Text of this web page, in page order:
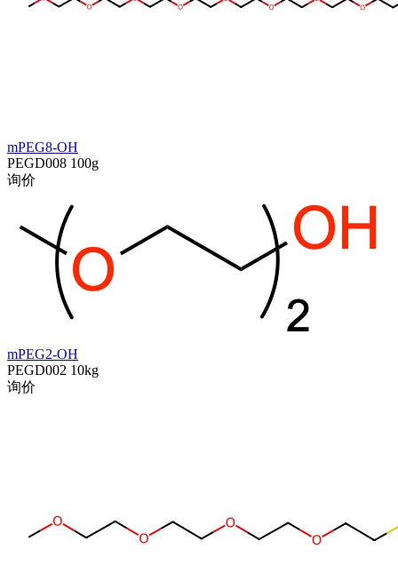
mPEG8-OH
PEGD008 100g
询价
mPEG2-OH
PEGD002 10kg
询价